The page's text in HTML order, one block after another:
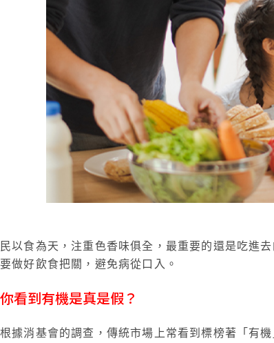
民以食為天，注重色香味俱全，最重要的還是吃進
要做好飲食把關，避免病從口入。
你看到有機是真是假？
根據消基會的調查，傳統市場上常看到標榜著「有